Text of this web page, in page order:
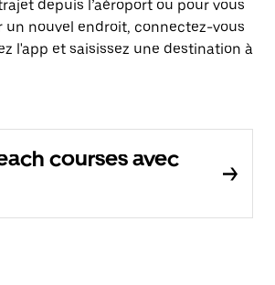
depuis l’aéroport ou pour vous
un nouvel endroit, connectez-vous
l'app et saisissez une destination à
courses avec